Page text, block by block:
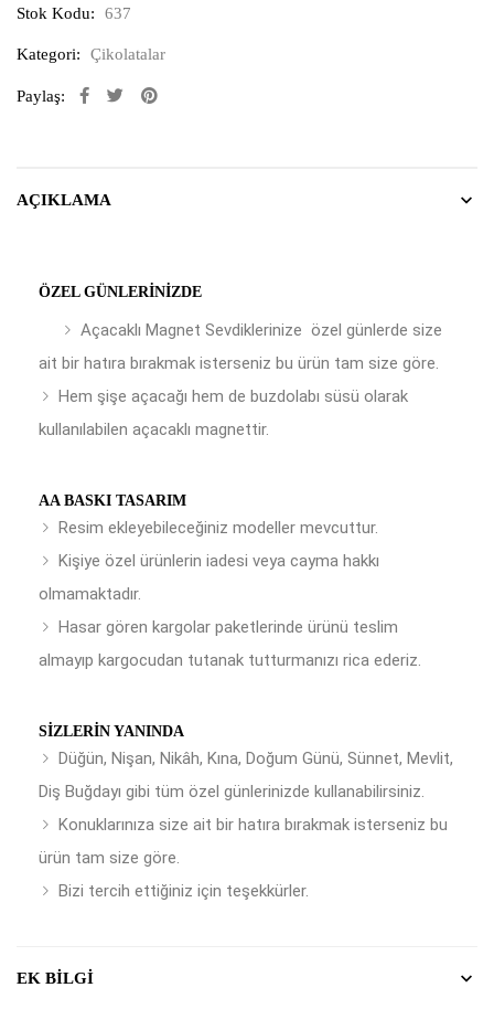
Stok Kodu: 637
Kategori: Çikolatalar
Paylaş:
AÇIKLAMA
ÖZEL GÜNLERINIZDE
Açacaklı Magnet Sevdiklerinize özel günlerde size
ait bir hatıra bırakmak isterseniz bu ürün tam size göre.
Hem şişe açacağı hem de buzdolabı süsü olarak
kullanılabilen açacaklı magnettir.
AA BASKI TASARIM
Resim ekleyebileceğiniz modeller mevcuttur.
Kişiye özel ürünlerin iadesi veya cayma hakkı
olmamaktadır.
Hasar gören kargolar paketlerinde ürünü teslim
almayıp kargocudan tutanak tutturmanızı rica ederiz.
SIZLERIN YANINDA
Düğün, Nişan, Nikâh, Kına, Doğum Günü, Sünnet, Mevlit,
Diş Buğdayı gibi tüm özel günlerinizde kullanabilirsiniz.
Konuklarınıza size ait bir hatıra bırakmak isterseniz bu
ürün tam size göre.
Bizi tercih ettiğiniz için teşekkürler.
EK BILGI